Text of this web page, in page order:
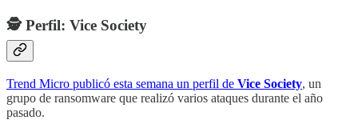
🕵 Perfil: Vice Society
Trend Micro publicó esta semana un perfil de Vice Society, un
grupo de ransomware que realizó varios ataques durante el año
pasado.